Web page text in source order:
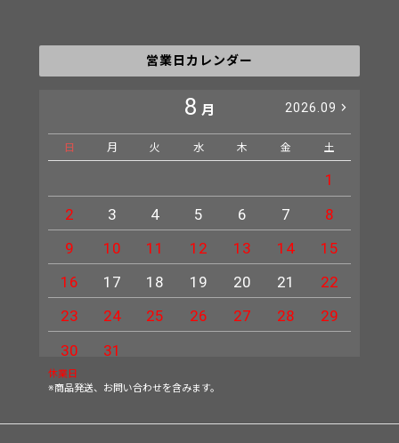
営業日カレンダー
8 月 2026.09
日 月 火 水 木 金 土
1
2
3 4 5 6 7
8
9
10 11 12 13 14
15
16
17 18 19 20 21
22
23
24 25 26 27 28
29
30
31
休業日
※商品発送、お問い合わせを含みます。